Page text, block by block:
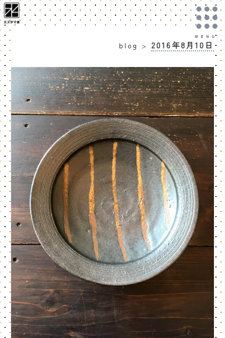
blog > 2016年8月10日